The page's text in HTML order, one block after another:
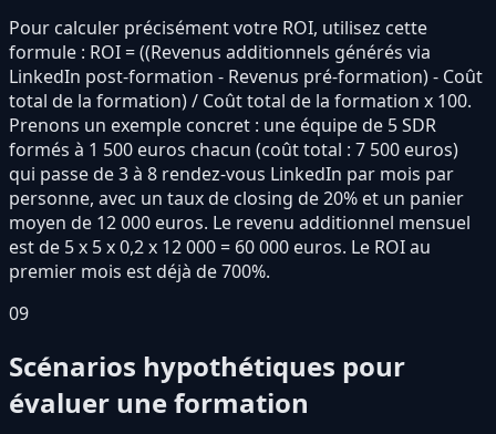
Pour calculer précisément votre ROI, utilisez cette
formule : ROI = ((Revenus additionnels générés via
LinkedIn post-formation - Revenus pré-formation) - Coût
total de la formation) / Coût total de la formation x 100.
Prenons un exemple concret : une équipe de 5 SDR
formés à 1 500 euros chacun (coût total : 7 500 euros)
qui passe de 3 à 8 rendez-vous LinkedIn par mois par
personne, avec un taux de closing de 20% et un panier
moyen de 12 000 euros. Le revenu additionnel mensuel
est de 5 x 5 x 0,2 x 12 000 = 60 000 euros. Le ROI au
premier mois est déjà de 700%.
09
Scénarios hypothétiques pour
évaluer une formation